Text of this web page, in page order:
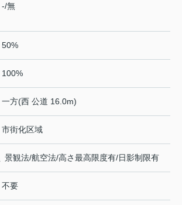
-/無
50%
100%
一方(西 公道 16.0m)
市街化区域
景観法/航空法/高さ最高限度有/日影制限有
不要